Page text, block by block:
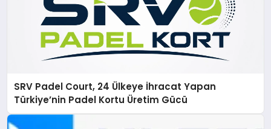
SRV Padel Court, 24 Ülkeye İhracat Yapan
Türkiye’nin Padel Kortu Üretim Gücü